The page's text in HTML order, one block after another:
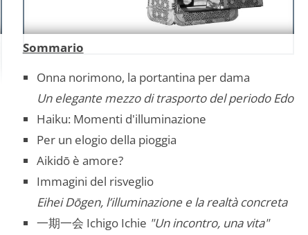
Sommario
Onna norimono, la portantina per dama
Un elegante mezzo di trasporto del periodo Edo
Haiku: Momenti d'illuminazione
Per un elogio della pioggia
Aikidō è amore?
Immagini del risveglio
Eihei Dōgen, l’illuminazione e la realtà concreta
一期一会 Ichigo Ichie "Un incontro, una vita"